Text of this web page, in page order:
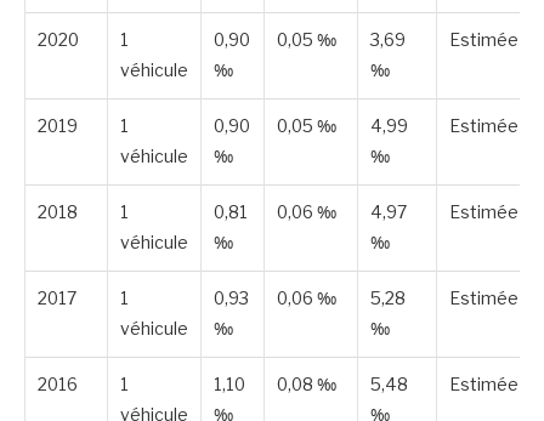
2020
1
véhicule
0,90
‰
0,05 ‰
3,69
‰
Estimée
2019
1
véhicule
0,90
‰
0,05 ‰
4,99
‰
Estimée
2018
1
véhicule
0,81
‰
0,06 ‰
4,97
‰
Estimée
2017
1
véhicule
0,93
‰
0,06 ‰
5,28
‰
Estimée
2016
1
véhicule
1,10
‰
0,08 ‰
5,48
‰
Estimée